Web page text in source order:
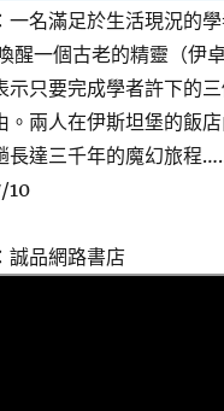
名滿足於生活現況的
醒一個古老的精靈（伊
示只要完成學者許下的
。兩人在伊斯坦堡的飯店
長達三千年的魔幻旅程
10
品網路書店